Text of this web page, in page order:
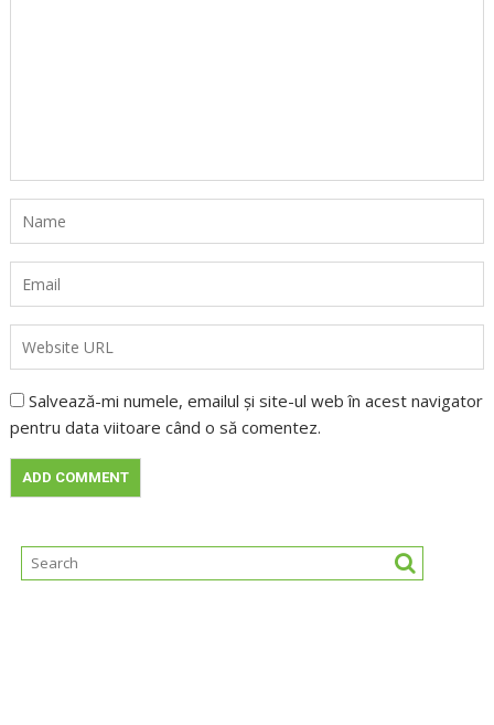
Salvează-mi numele, emailul și site-ul web în acest navigator
pentru data viitoare când o să comentez.